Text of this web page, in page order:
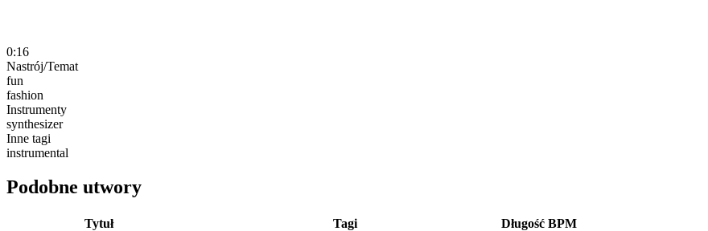
0:16
Nastrój/Temat
fun
fashion
Instrumenty
synthesizer
Inne tagi
instrumental
Podobne utwory
Tytuł Tagi Długość BPM